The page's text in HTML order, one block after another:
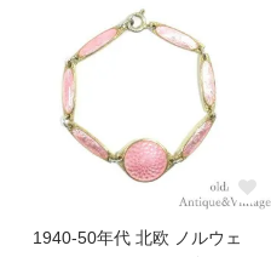
1940-50年代 北欧 ノルウェ